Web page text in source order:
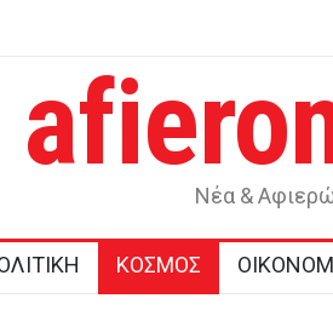
Καρυστιανού από τους αποχωρήσαντες
χαρακτήρων και πολιτική
Νέα &
ΚΟΣΜΟΣ